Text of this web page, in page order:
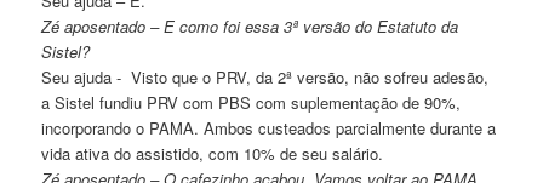
Zé aposentado – E como foi essa 3ª versão do Estatuto da
Sistel?
Seu ajuda - Visto que o PRV, da 2ª versão, não sofreu adesão,
a Sistel fundiu PRV com PBS com suplementação de 90%,
incorporando o PAMA. Ambos custeados parcialmente durante a
vida ativa do assistido, com 10% de seu salário.